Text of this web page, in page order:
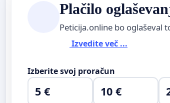
Plačilo
Peticija.online bo oglaševal
Izvedite več ...
Izberite svoj proračun
5 € 10 €